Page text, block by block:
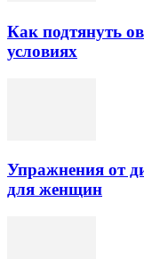
Как подтянуть
условиях
Упражнения от
для женщин